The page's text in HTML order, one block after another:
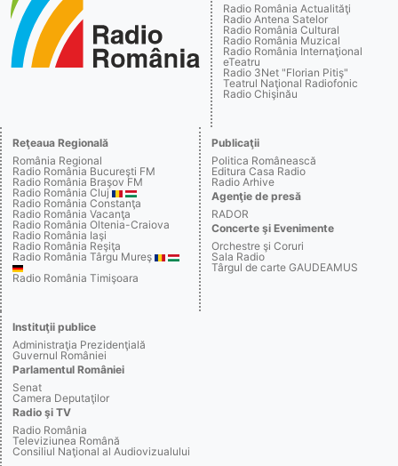
Radio România Actualităţi
Radio Antena Satelor
Radio România Cultural
Radio România Muzical
Radio România Internaţional
eTeatru
Radio 3Net "Florian Pitiş"
Teatrul Naţional Radiofonic
Radio Chişinău
Reţeaua Regională
România Regional
Radio România Bucureşti FM
Radio România Braşov FM
Radio România Cluj
Radio România Constanţa
Radio România Vacanţa
Radio România Oltenia-Craiova
Radio România Iaşi
Radio România Reşiţa
Radio România Târgu Mureş
Radio România Timişoara
Publicaţii
Politica Românească
Editura Casa Radio
Radio Arhive
Agenţie de presă
RADOR
Concerte şi Evenimente
Orchestre şi Coruri
Sala Radio
Târgul de carte GAUDEAMUS
Instituţii publice
Administraţia Prezidenţială
Guvernul României
Parlamentul României
Senat
Camera Deputaţilor
Radio şi TV
Radio România
Televiziunea Română
Consiliul Naţional al Audiovizualului